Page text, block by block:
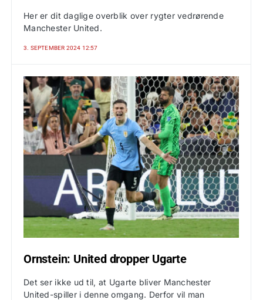
Her er dit daglige overblik over rygter vedrørende
Manchester United.
3. SEPTEMBER 2024 12:57
Ornstein: United dropper Ugarte
Det ser ikke ud til, at Ugarte bliver Manchester
United-spiller i denne omgang. Derfor vil man